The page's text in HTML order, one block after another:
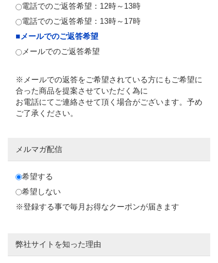
電話でのご返答希望：12時～13時
電話でのご返答希望：13時～17時
■メールでのご返答希望
メールでのご返答希望
※メールでの返答をご希望されている方にもご希望に
合った商品を提案させていただく為に
お電話にてご連絡させて頂く場合がございます。予め
ご了承ください。
メルマガ配信
希望する
希望しない
※登録する事で毎月お得なクーポンが届きます
弊社サイトを知った理由